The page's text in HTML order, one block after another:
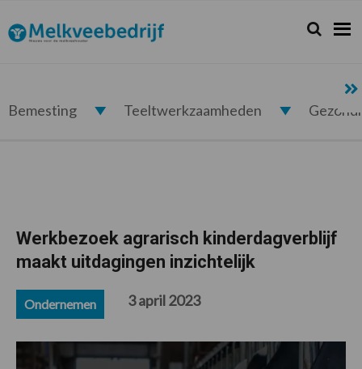
de
hoofdnavigatie
de
hoofd
de
eerste
de
voettekst
Melkveebedrijf.nl Zoeken...
Zoek
Bemesting Teeltwerkzaamheden
Werkbezoek agrarisch kinderdagverblijf
maakt uitdagingen inzichtelijk
Ondernemen 3 april 2023